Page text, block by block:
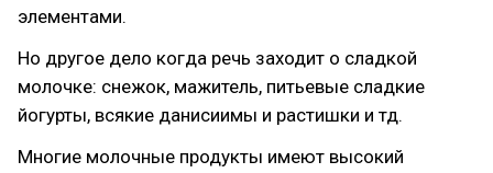
элементами.
Но другое дело когда речь заходит о сладкой
молочке: снежок, мажитель, питьевые сладкие
йогурты, всякие данисиимы и растишки и тд.
Многие молочные продукты имеют высокий